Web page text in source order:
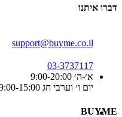
דברו איתנו
support@buyme.co.il
03-3737117
א׳-ה׳ 9:00-20:00
יום ו׳ וערבי חג 9:00-15:00
BUYME